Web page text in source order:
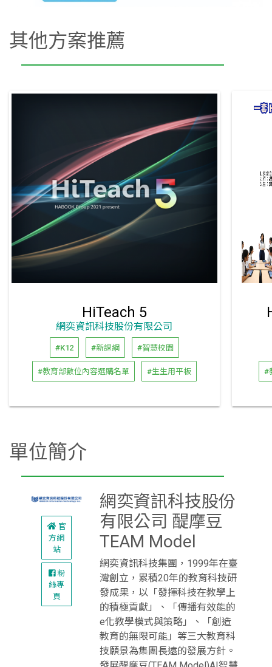
其他方案推薦
HiTeach 5
網奕資訊科技股份有限公司
#K12 #新課綱 #智慧校園
#教育部數位內容選購名單 #生生用平板 #
單位簡介
官
方網
站
粉
絲專
頁
網奕資訊科技股份
有限公司 醍摩豆
TEAM Model
網奕資訊科技集團，1999年在臺
灣創立，累積20年的教育科技研
發成果，以「發揮科技在教學上
的積極貢獻」、「傳播有效能的
e化教學模式與策略」、「創造
教育的無限可能」等三大教育科
技願景為集團長遠的發展方針。